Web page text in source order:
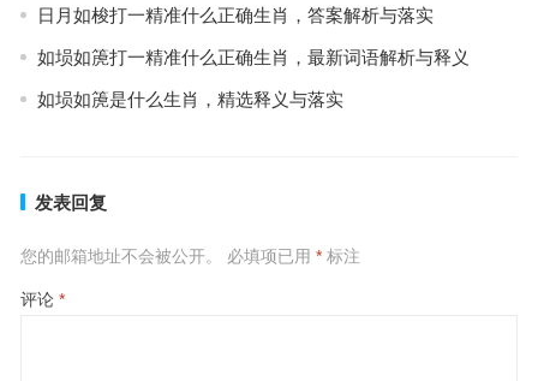
日月如梭打一精准什么正确生肖，答案解析与落实
如埙如箎打一精准什么正确生肖，最新词语解析与释义
如埙如箎是什么生肖，精选释义与落实
发表回复
您的邮箱地址不会被公开。 必填项已用 *标注
评论 *